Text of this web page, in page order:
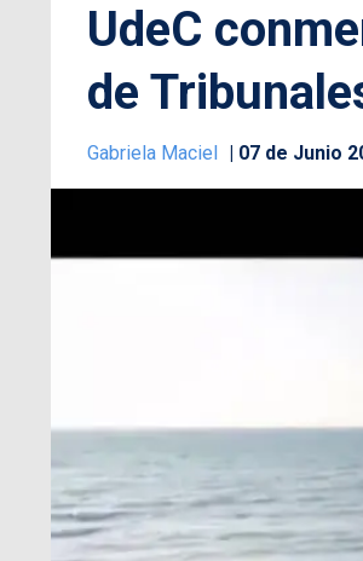
UdeC
de
Gabriela Maciel 07 de Junio